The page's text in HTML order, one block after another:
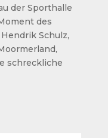
der Sporthalle
des
Schulz,
schreckliche